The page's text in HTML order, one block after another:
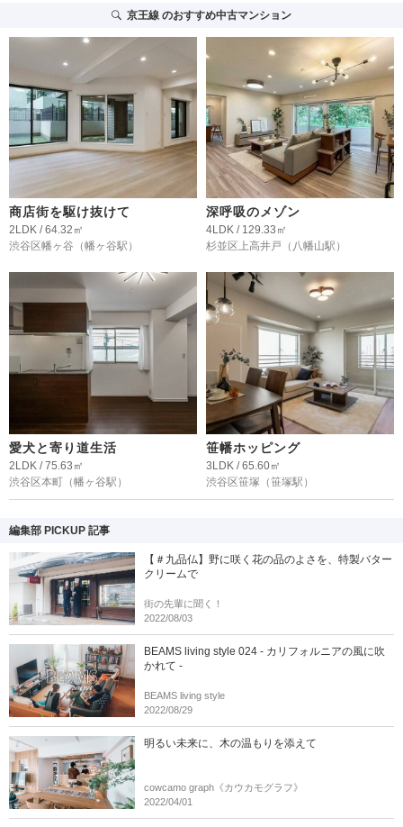
京王線のおすすめ中古マンション
商店街を駆け抜けて
2LDK / 64.32㎡
渋谷区幡ヶ谷 （幡ヶ谷駅）
深呼吸のメゾン
4LDK / 129.33㎡
杉並区上高井戸 （八幡山駅）
愛犬と寄り道生活
2LDK / 75.63㎡
渋谷区本町 （幡ヶ谷駅）
笹幡ホッピング
3LDK / 65.60㎡
渋谷区笹塚 （笹塚駅）
編集部 PICKUP 記事
【＃九品仏】野に咲く花の品のよさを、特製バター
クリームで
街の先輩に聞く！
2022/08/03
BEAMS living style 024 - カリフォルニアの風に吹
かれて -
BEAMS living style
2022/08/29
明るい未来に、木の温もりを添えて
cowcamo graph《カウカモグラフ》
2022/04/01